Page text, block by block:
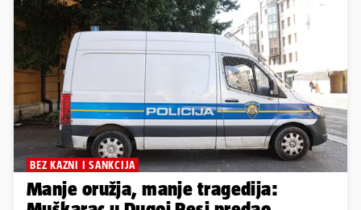
BEZ KAZNI I SANKCIJA
Manje oružja, manje tragedija: